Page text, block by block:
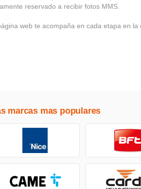
reservado a recibir fotos MMS.
web te acompaña en cada etapa en
marcas mas populares